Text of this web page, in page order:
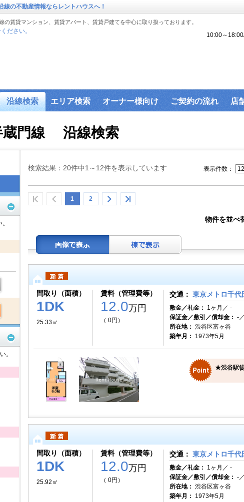
。
の不動産情報ならレントハウスへ！
の賃貸マンション、賃貸アパート、賃貸戸建てを中心に取り扱っております。
ださい。
10:00～
沿線検索 エリア検索 オーナー様向け ご契約の流れ 店
蔵門線 沿線検索
検索結果：20件中1～12件を表示しています
1 2
表示件数：
物件を並べ
間取り（面積）
1DK
25.33㎡
賃料（管理費等）
12.0万円
（ 0円）
交通： 東京メトロ千代
敷金／礼金： 1ヶ月／ -
保証金／敷引／償却金： -
所在地： 渋谷区富ヶ谷
築年月： 1973年5月
★渋谷駅
間取り（面積）
1DK
25.92㎡
賃料（管理費等）
12.0万円
（ 0円）
交通： 東京メトロ千代
敷金／礼金： 1ヶ月／ -
保証金／敷引／償却金： -
所在地： 渋谷区富ヶ谷
築年月： 1973年5月